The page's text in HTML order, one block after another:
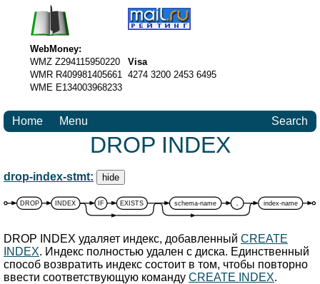
WebMoney:
WMZ Z294115950220
WMR R409981405661
WME E134003968233
Visa
4274 3200 2453 6495
Home Menu Search
DROP INDEX
drop-index-stmt: hide
DROP INDEX IF EXISTS schema-name index-name
DROP INDEX удаляет индекс, добавленный CREATE
INDEX. Индекс полностью удален с диска. Единственный
способ возвратить индекс состоит в том, чтобы повторно
ввести соответствующую команду CREATE INDEX.